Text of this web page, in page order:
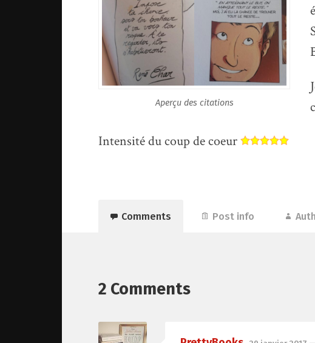
Aperçu des citations
Intensité du coup de coeur
Comments Post info
2 Comments